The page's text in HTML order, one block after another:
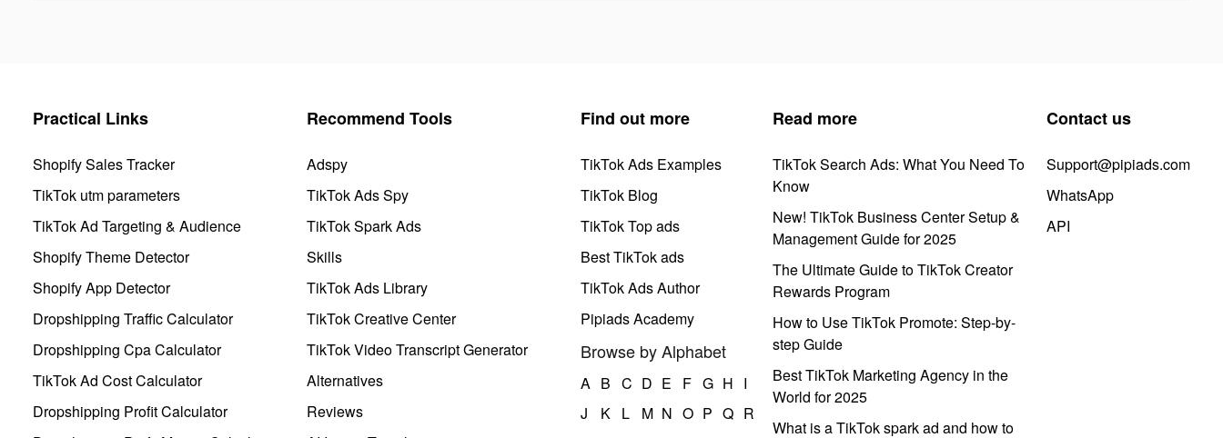
Practical Links
Shopify Sales Tracker
TikTok utm parameters
TikTok Ad Targeting & Audience
Shopify Theme Detector
Shopify App Detector
Dropshipping Traffic Calculator
Dropshipping Cpa Calculator
TikTok Ad Cost Calculator
Dropshipping Profit Calculator
Recommend Tools
Adspy
TikTok Ads Spy
TikTok Spark Ads
Skills
TikTok Ads Library
TikTok Creative Center
TikTok Video Transcript Generator
Alternatives
Reviews
Find out more
TikTok Ads Examples
TikTok Blog
TikTok Top ads
Best TikTok ads
TikTok Ads Author
Pipiads Academy
Browse by Alphabet
A B C D E F G H I
J
K L M N O P Q R
Read more
TikTok Search Ads: What You Need To
Know
New! TikTok Business Center Setup &
Management Guide for 2025
The Ultimate Guide to TikTok Creator
Rewards Program
How to Use TikTok Promote: Step-by-
step Guide
Best TikTok Marketing Agency in the
World for 2025
What is a TikTok spark ad and how to
Contact us
Support@pipiads.com
WhatsApp
API